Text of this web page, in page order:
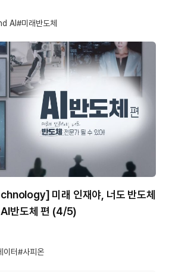
AI 미래반도체
미래 인재야, 너도 반도체
AI반도체 편 (4/5)
이터 사피온